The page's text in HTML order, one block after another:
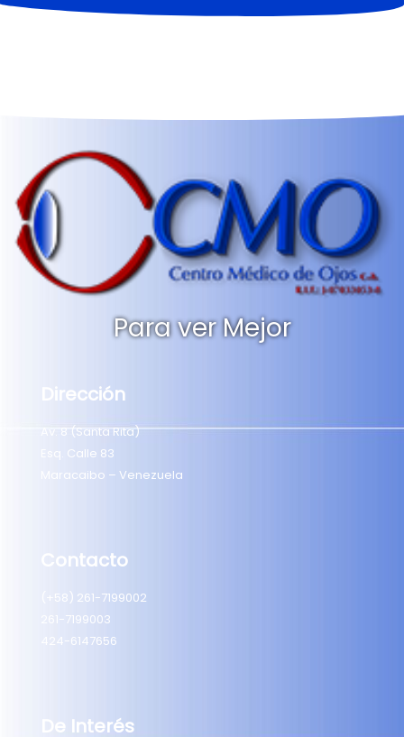
Para ver Mejor
Dirección
Av. 8 (Santa Rita)
Esq. Calle 83
Maracaibo – Venezuela
Contacto
(+58) 261-7199002
261-7199003
424-6147656
De Interés